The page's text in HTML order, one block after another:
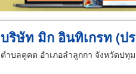
บริษัท มิก อินทิเกรท (ป
ตำบลคูคต อำเภอลำลูกกา จังหวัดปทุ